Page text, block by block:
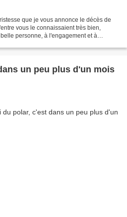
que je vous annonce le décès de
vous le connaissaient très bien,
personne, à l'engagement et à
Quai du polar, c'est dans un peu plus d'un mois